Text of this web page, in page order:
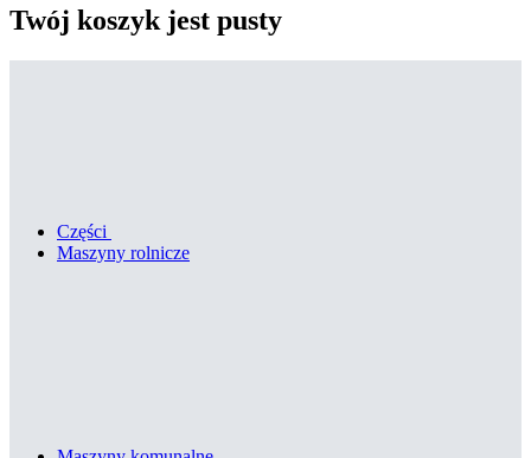
Twój koszyk jest pusty
Części
Maszyny rolnicze